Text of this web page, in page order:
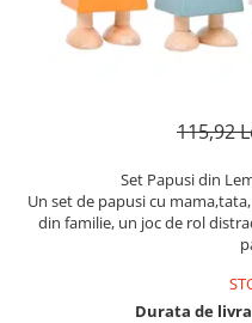
Audiobook
ReConnect
SelfConnect
SelfHealing
115,92
Set Papusi din
Un set de papusi cu
din familie, un joc de rol
Durata de